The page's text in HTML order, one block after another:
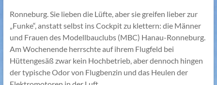
Ronneburg. Sie lieben die Lüfte, aber sie greifen lieber zur
„Funke“, anstatt selbst ins Cockpit zu klettern: die Männer
und Frauen des Modellbauclubs (MBC) Hanau-Ronneburg.
Am Wochenende herrschte auf ihrem Flugfeld bei
Hüttengesäß zwar kein Hochbetrieb, aber dennoch hingen
der typische Odor von Flugbenzin und das Heulen der